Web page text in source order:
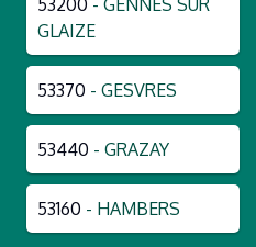
53200 - GENNES SUR
GLAIZE
53370 - GESVRES
53440 - GRAZAY
53160 - HAMBERS